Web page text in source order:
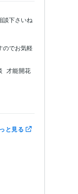
下さいね
のでお気軽
才能開花
と見る